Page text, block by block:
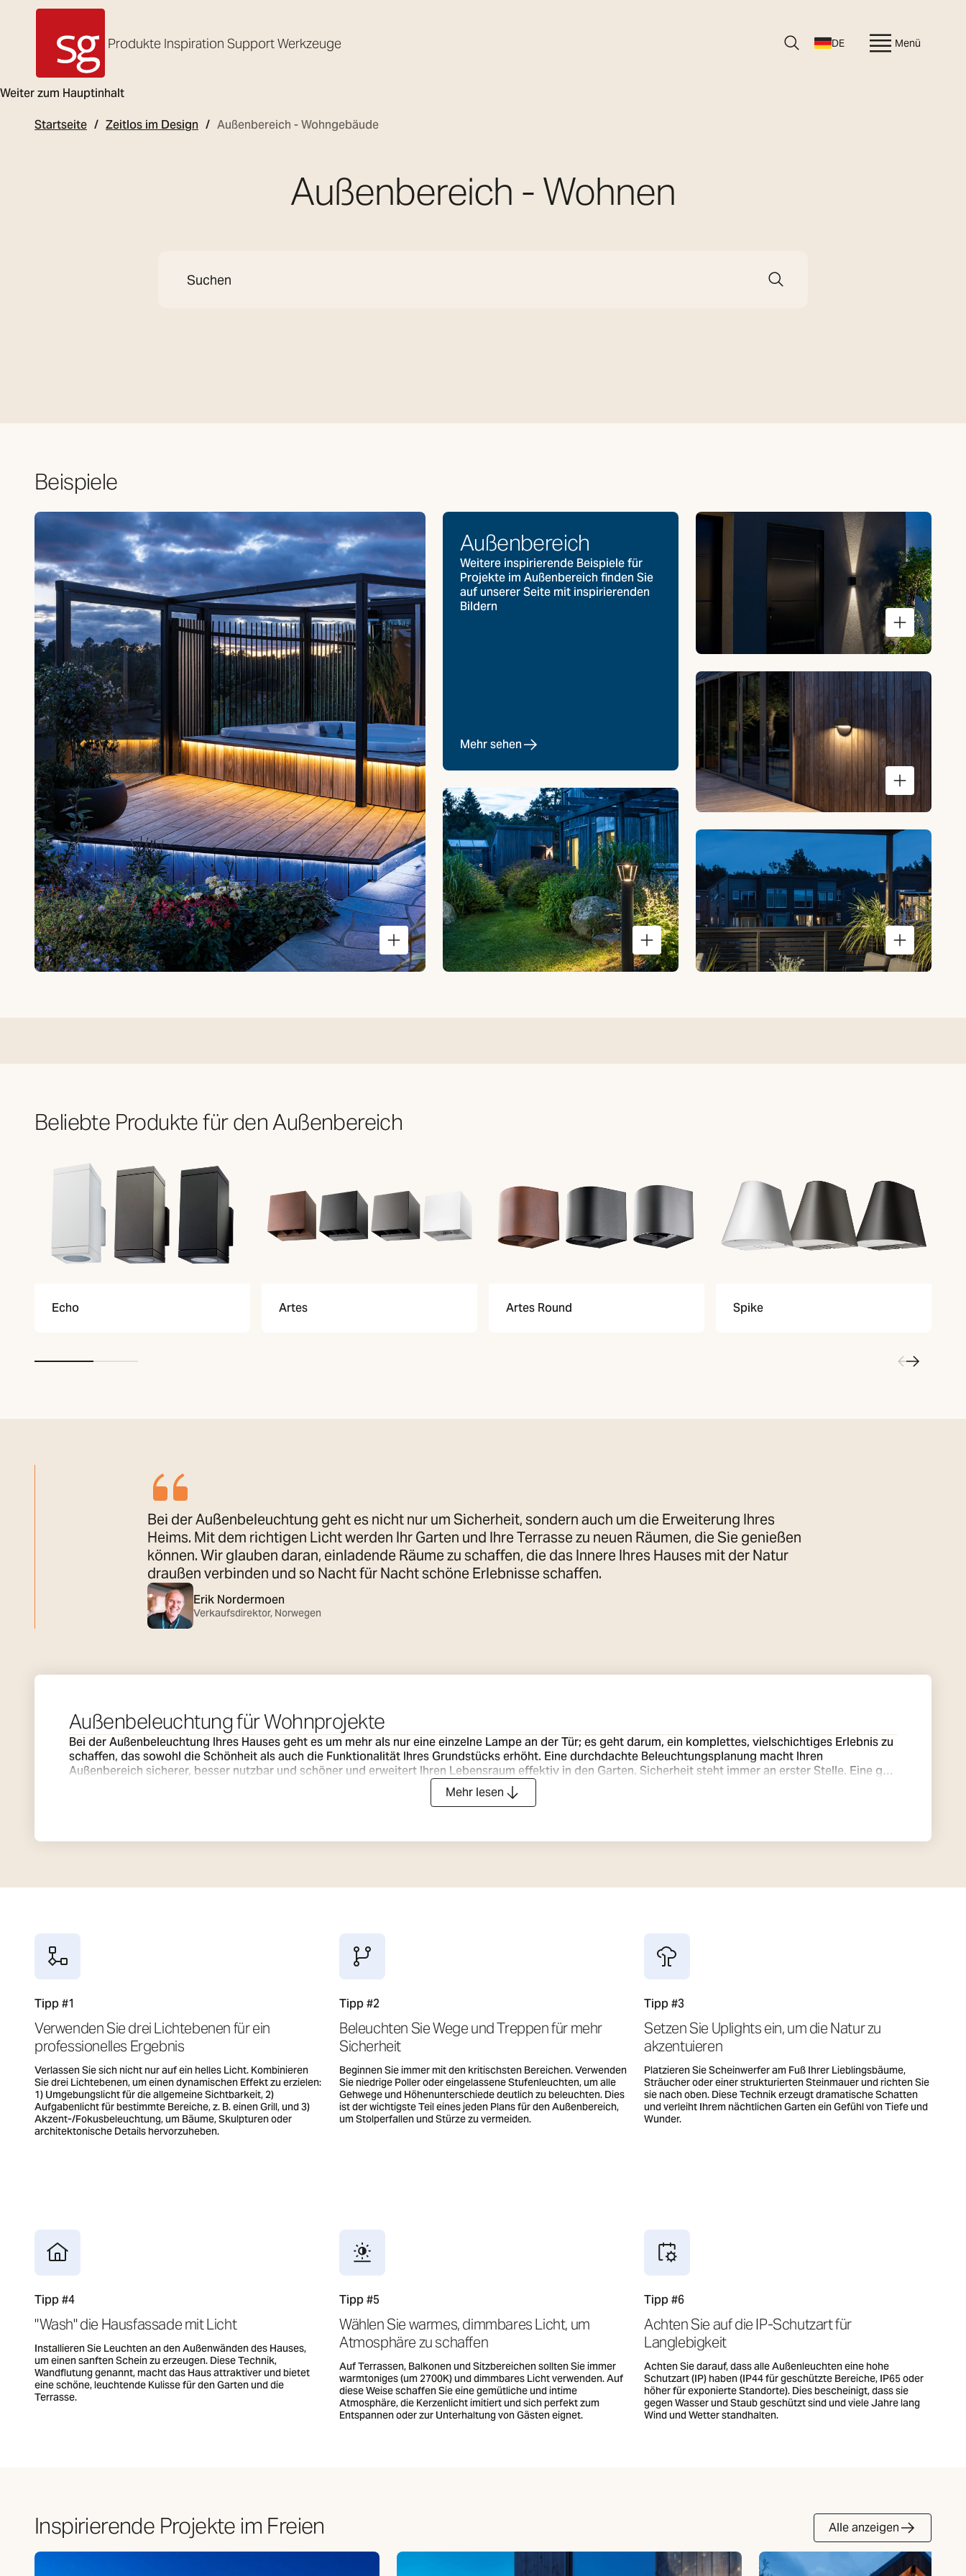
Weiter zum Hauptinhalt
SG Armaturen
Produkte Inspiration SupportWerkzeuge DE Menü
Startseite Zeitlos im Design Außenbereich - Wohngebäude
Außenbereich - Wohnen
Beispiele
Außenbereich
Weitere inspirierende Beispiele für
Projekte im Außenbereich finden Sie
auf unserer Seite mit inspirierenden
Bildern
Mehr sehen
Beliebte Produkte für den Außenbereich
Echo Artes Artes Round Spike
Bei der Außenbeleuchtung geht es nicht nur um Sicherheit, sondern auch um die Erweiterung Ihres
Heims. Mit dem richtigen Licht werden Ihr Garten und Ihre Terrasse zu neuen Räumen, die Sie genießen
können. Wir glauben daran, einladende Räume zu schaffen, die das Innere Ihres Hauses mit der Natur
draußen verbinden und so Nacht für Nacht schöne Erlebnisse schaffen.
Erik Nordermoen
Verkaufsdirektor, Norwegen
Außenbeleuchtung für Wohnprojekte
Bei der Außenbeleuchtung Ihres Hauses geht es um mehr als nur eine einzelne Lampe an der Tür; es geht darum, ein komplettes, vielschichtiges Erlebnis zu
schaffen, das sowohl die Schönheit als auch die Funktionalität Ihres Grundstücks erhöht. Eine durchdachte Beleuchtungsplanung macht Ihren
Außenbereich sicherer, besser nutzbar und schöner und erweitert Ihren Lebensraum effektiv in den Garten. Sicherheit steht immer an erster Stelle. Eine gut
platzierte Beleuchtung von Wegen, Treppen und Eingängen ist entscheidend, um Unfälle zu vermeiden und ein Gefühl der Sicherheit zu vermitteln. Darüber
hinaus ist die Beleuchtung ein wirkungsvolles Gestaltungsmittel. Sie können eine dunkle Terrasse in einen gemütlichen Sitzbereich im Freien verwandeln,
von hell und funktional für eine Grillparty bis hin zu sanft und intim für einen ruhigen Abend. Wir von SG Armaturen bieten eine breite Palette an langlebiger
Mehr lesen
Tipp #1
Verwenden Sie drei Lichtebenen für ein
professionelles Ergebnis
Verlassen Sie sich nicht nur auf ein helles Licht. Kombinieren
Sie drei Lichtebenen, um einen dynamischen Effekt zu erzielen:
1) Umgebungslicht für die allgemeine Sichtbarkeit, 2)
Aufgabenlicht für bestimmte Bereiche, z. B. einen Grill, und 3)
Akzent-/Fokusbeleuchtung, um Bäume, Skulpturen oder
architektonische Details hervorzuheben.
Tipp #2
Beleuchten Sie Wege und Treppen für mehr
Sicherheit
Beginnen Sie immer mit den kritischsten Bereichen. Verwenden
Sie niedrige Poller oder eingelassene Stufenleuchten, um alle
Gehwege und Höhenunterschiede deutlich zu beleuchten. Dies
ist der wichtigste Teil eines jeden Plans für den Außenbereich,
um Stolperfallen und Stürze zu vermeiden.
Tipp #3
Setzen Sie Uplights ein, um die Natur zu
akzentuieren
Platzieren Sie Scheinwerfer am Fuß Ihrer Lieblingsbäume,
Sträucher oder einer strukturierten Steinmauer und richten Sie
sie nach oben. Diese Technik erzeugt dramatische Schatten
und verleiht Ihrem nächtlichen Garten ein Gefühl von Tiefe und
Wunder.
Tipp #4
"Wash" die Hausfassade mit Licht
Installieren Sie Leuchten an den Außenwänden des Hauses,
um einen sanften Schein zu erzeugen. Diese Technik,
Wandflutung genannt, macht das Haus attraktiver und bietet
eine schöne, leuchtende Kulisse für den Garten und die
Terrasse.
Tipp #5
Wählen Sie warmes, dimmbares Licht, um
Atmosphäre zu schaffen
Auf Terrassen, Balkonen und Sitzbereichen sollten Sie immer
warmtoniges (um 2700K) und dimmbares Licht verwenden. Auf
diese Weise schaffen Sie eine gemütliche und intime
Atmosphäre, die Kerzenlicht imitiert und sich perfekt zum
Entspannen oder zur Unterhaltung von Gästen eignet.
Tipp #6
Achten Sie auf die IP-Schutzart für
Langlebigkeit
Achten Sie darauf, dass alle Außenleuchten eine hohe
Schutzart (IP) haben (IP44 für geschützte Bereiche, IP65 oder
höher für exponierte Standorte). Dies bescheinigt, dass sie
gegen Wasser und Staub geschützt sind und viele Jahre lang
Wind und Wetter standhalten.
Inspirierende Projekte im Freien Alle anzeigen